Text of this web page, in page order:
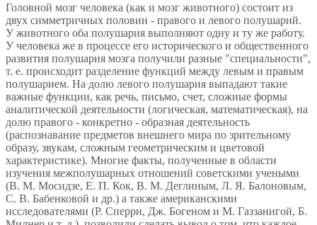
Головной мозг человека (как и мозг животного) состоит из
двух симметричных половин - правого и левого полушарий.
У животного оба полушария выполняют одну и ту же работу.
У человека же в процессе его исторического и общественного
развития полушария мозга получили разные "специальности",
т. е. происходит разделение функций между левым и правым
полушарием. На долю левого полушария выпадают такие
важные функции, как речь, письмо, счет, сложные формы
аналитической деятельности (логическая, математическая), на
долю правого - конкретно - образная деятельность
(распознавание предметов внешнего мира по зрительному
образу, звукам, сложным геометрическим и цветовой
характеристике). Многие факты, полученные в области
изучения межполушарных отношений советскими учеными
(В. М. Мосидзе, Е. П. Кок, В. М. Деглиным, Л. Я. Балоновым,
С. В. Бабенковой и др.) а также американскими
исследователями (Р. Сперри, Дж. Богеном и М. Газзанигой, Б.